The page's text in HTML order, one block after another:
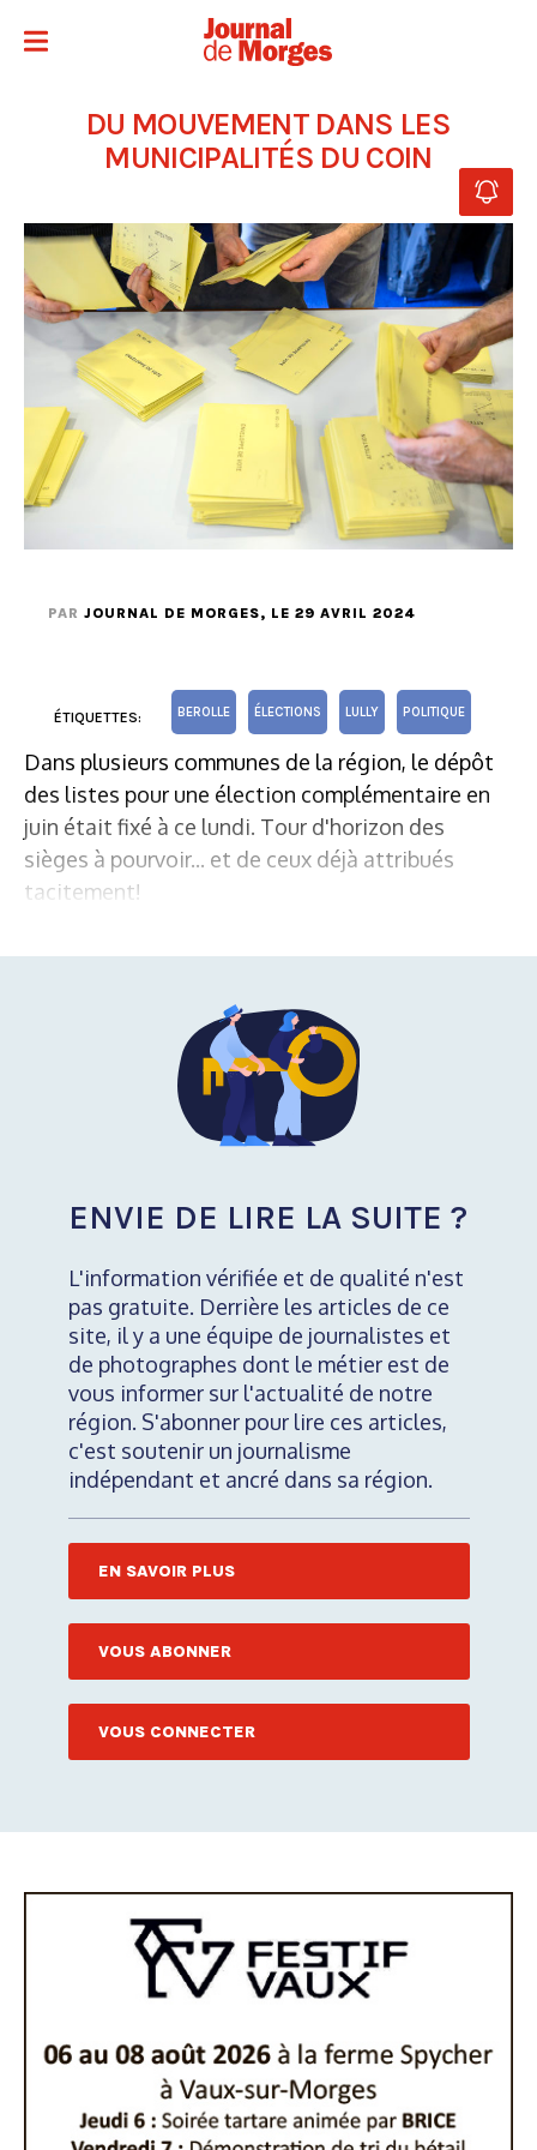
DU MOUVEMENT DANS LES
MUNICIPALITÉS DU COIN
PAR JOURNAL DE MORGES, LE 29 AVRIL 2024
ÉTIQUETTES: BEROLLE ÉLECTIONS LULLY POLITIQUE
Dans plusieurs communes de la région, le dépôt
des listes pour une élection complémentaire en
juin était fixé à ce lundi. Tour d'horizon des
sièges à pourvoir... et de ceux déjà attribués
tacitement!
ENVIE DE LIRE LA SUITE ?
L'information vérifiée et de qualité n'est
pas gratuite. Derrière les articles de ce
site, il y a une équipe de journalistes et
de photographes dont le métier est de
vous informer sur l'actualité de notre
région. S'abonner pour lire ces articles,
c'est soutenir un journalisme
indépendant et ancré dans sa région.
EN SAVOIR PLUS
VOUS ABONNER
VOUS CONNECTER